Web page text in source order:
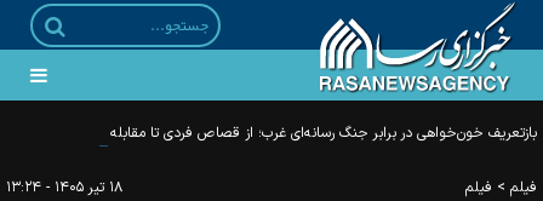
بازتعریف خون‌خواهی در برابر جنگ رسانه‌ای غرب؛ از قصاص فردی تا مقابله با جریان‌های
فیلم > فیلم ۱۸ تير ۱۴۰۵ - ۱۳:۲۴